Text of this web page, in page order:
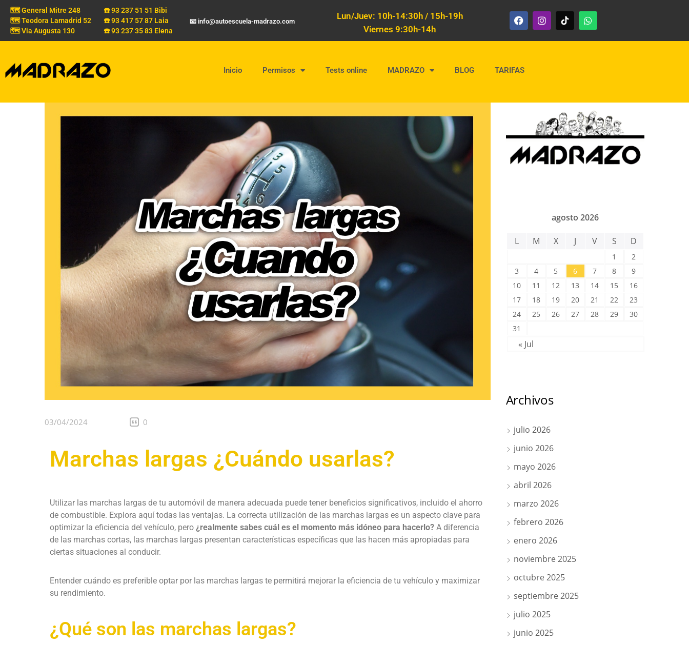
🗺️ General Mitre 248
🗺️ Teodora Lamadrid 52
🗺️ Via Augusta 130
☎️ 93 237 51 51 Bibi
☎️ 93 417 57 87 Laia
☎️ 93 237 35 83 Elena
📧 info@autoescuela-madrazo.com
Lun/Juev: 10h-14:30h / 15h-19h
Viernes 9:30h-14h
Inicio Permisos Tests online MADRAZO BLOG TARIFAS
03/04/2024 0
Marchas largas ¿Cuándo usarlas?
Utilizar las marchas largas de tu automóvil de manera adecuada puede tener beneficios significativos, incluido el ahorro
de combustible. Explora aquí todas las ventajas. La correcta utilización de las marchas largas es un aspecto clave para
optimizar la eficiencia del vehículo, pero ¿realmente sabes cuál es el momento más idóneo para hacerlo?A diferencia
de las marchas cortas, las marchas largas presentan características específicas que las hacen más apropiadas para
ciertas situaciones al conducir.
Entender cuándo es preferible optar por las marchas largas te permitirá mejorar la eficiencia de tu vehículo y maximizar
su rendimiento.
¿Qué son las marchas largas?
agosto 2026
L M X J V S D
1
2
3
4 5 6 7 8
9
10
11 12 13 14 15
16
17
18 19 20 21 22
23
24
25 26 27 28 29
30
31
« Jul
Archivos
julio 2026
junio 2026
mayo 2026
abril 2026
marzo 2026
febrero 2026
enero 2026
noviembre 2025
octubre 2025
septiembre 2025
julio 2025
junio 2025